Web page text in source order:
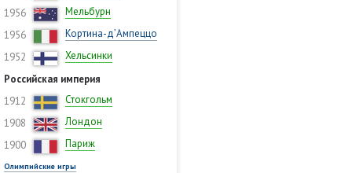
1956
Мельбурн
1956
Кортина-д’Ампеццо
1952
Хельсинки
Российская империя
1912
Стокгольм
1908
Лондон
1900
Париж
Олимпийские игры